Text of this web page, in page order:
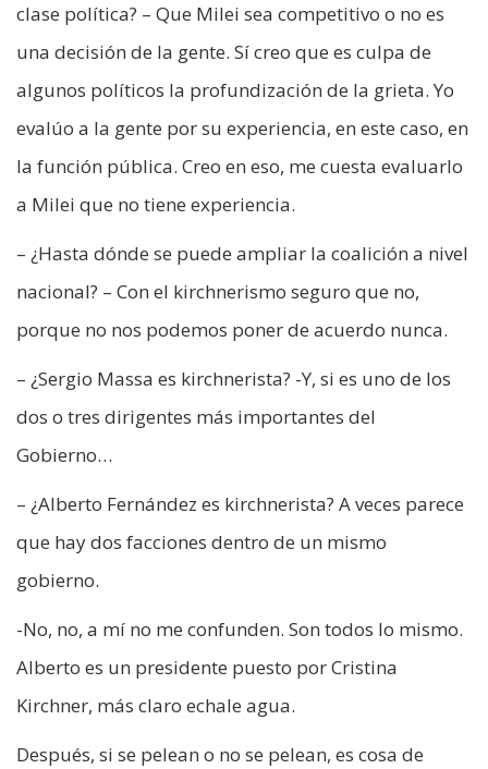
clase política? – Que Milei sea competitivo o no es
una decisión de la gente. Sí creo que es culpa de
algunos políticos la profundización de la grieta. Yo
evalúo a la gente por su experiencia, en este caso, en
la función pública. Creo en eso, me cuesta evaluarlo
a Milei que no tiene experiencia.
– ¿Hasta dónde se puede ampliar la coalición a nivel
nacional? – Con el kirchnerismo seguro que no,
porque no nos podemos poner de acuerdo nunca.
– ¿Sergio Massa es kirchnerista? -Y, si es uno de los
dos o tres dirigentes más importantes del
Gobierno…
– ¿Alberto Fernández es kirchnerista? A veces parece
que hay dos facciones dentro de un mismo
gobierno.
-No, no, a mí no me confunden. Son todos lo mismo.
Alberto es un presidente puesto por Cristina
Kirchner, más claro echale agua.
Después, si se pelean o no se pelean, es cosa de